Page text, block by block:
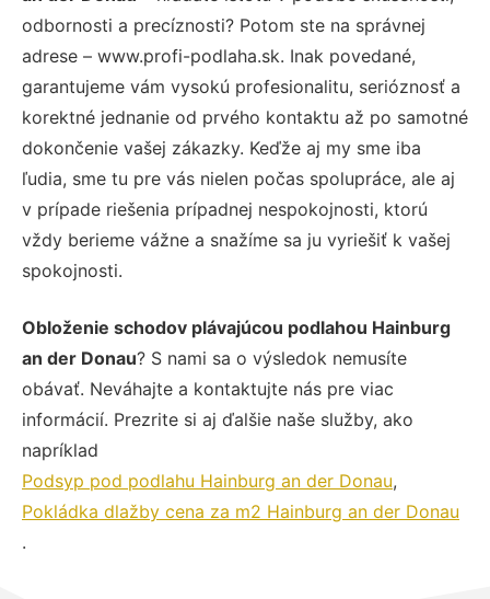
odbornosti a precíznosti? Potom ste na správnej
adrese – www.profi-podlaha.sk. Inak povedané,
garantujeme vám vysokú profesionalitu, serióznosť a
korektné jednanie od prvého kontaktu až po samotné
dokončenie vašej zákazky. Keďže aj my sme iba
ľudia, sme tu pre vás nielen počas spolupráce, ale aj
v prípade riešenia prípadnej nespokojnosti, ktorú
vždy berieme vážne a snažíme sa ju vyriešiť k vašej
spokojnosti.
Obloženie schodov plávajúcou podlahou Hainburg
an der Donau? S nami sa o výsledok nemusíte
obávať. Neváhajte a kontaktujte nás pre viac
informácií. Prezrite si aj ďalšie naše služby, ako
napríklad
Podsyp pod podlahu Hainburg an der Donau,
Pokládka dlažby cena za m2 Hainburg an der Donau
.